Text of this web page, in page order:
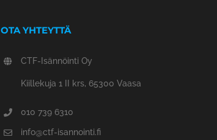
OTA YHTEYTTÄ
CTF-Isännöinti Oy
Kiillekuja 1 II krs, 65300 Vaasa
010 739 6310
info@ctf-isannointi.fi